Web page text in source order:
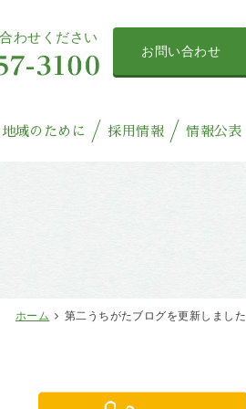
わせください
お問い合わせ
地域のために 採用情報 情報公表
ホーム 第二うちがたブログを更新しました